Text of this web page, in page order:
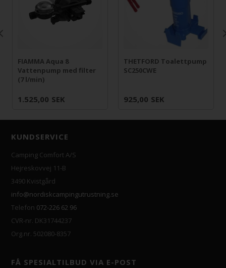
FIAMMA Aqua 8
Vattenpump med filter
(7 l/min)
1.525,00 SEK
THETFORD Toalettpump
SC250CWE
925,00 SEK
KUNDSERVICE
Camping Comfort A/S
Hejreskovvej 11-B
3490 Kvistgård
info@nordiskcampingutrustning.se
Telefon 072-226 62 96
CVR-nr. DK31744237
Org.nr. 502080-8357
FÅ SPESIALTILBUD VIA E-POST